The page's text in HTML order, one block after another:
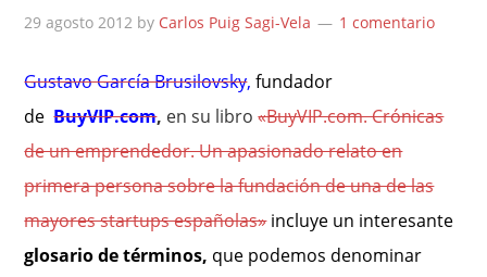
29 agosto 2012 by Carlos Puig Sagi-Vela 1 comentario
Gustavo García Brusilovsky,fundador
de BuyVIP.com, en su libro«BuyVIP.com. Crónicas
de un emprendedor. Un apasionado relato en
primera persona sobre la fundación de una de las
mayores startups españolas»incluye un interesante
glosario de términos, que podemos denominar